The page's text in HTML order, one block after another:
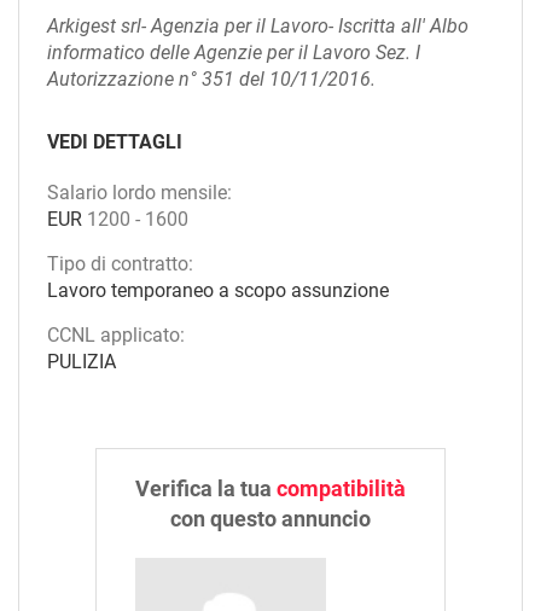
Arkigest srl- Agenzia per il Lavoro- Iscritta all' Albo
informatico delle Agenzie per il Lavoro Sez. I
Autorizzazione n° 351 del 10/11/2016.
VEDI DETTAGLI
Salario lordo mensile:
EUR 1200 - 1600
Tipo di contratto:
Lavoro temporaneo a scopo assunzione
CCNL applicato:
PULIZIA
Verifica la tua compatibilità
con questo annuncio